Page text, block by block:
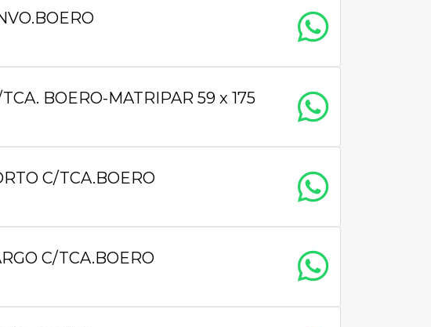
BOERO-MATRIPAR 59 x 175
C/TCA.BOERO
C/TCA.BOERO